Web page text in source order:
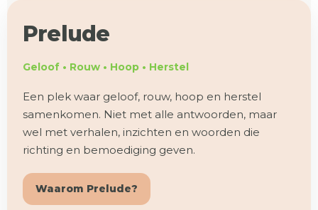
Prelude
Geloof • Rouw • Hoop • Herstel
Een plek waar geloof, rouw, hoop en herstel
samenkomen. Niet met alle antwoorden, maar
wel met verhalen, inzichten en woorden die
richting en bemoediging geven.
Waarom Prelude?